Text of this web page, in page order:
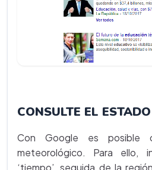
CONSULTE EL
Con Google es posible
meteorológico. Para ello,
‘tiempo’, seguida de la